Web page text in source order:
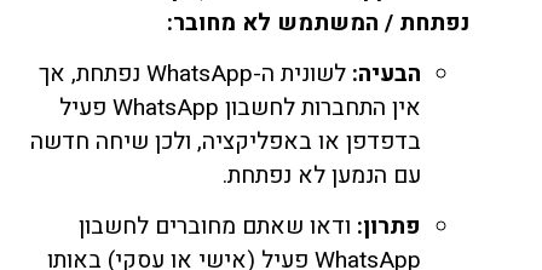
נפתחת / המשתמש לא מחובר:
הבעיה:
לשונית ה-WhatsApp נפתחת, אך
אין התחברות לחשבון WhatsApp פעיל
בדפדפן או באפליקציה, ולכן שיחה חדשה
עם הנמען לא נפתחת.
פתרון: ודאו שאתם מחוברים לחשבון
WhatsApp פעיל (אישי או עסקי) באותו